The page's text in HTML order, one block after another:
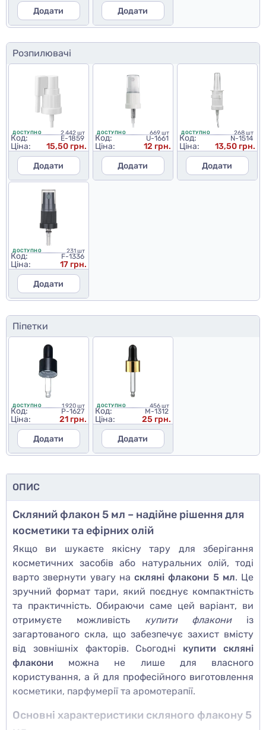
Додати
Додати
Розпилювачі
ДОСТУПНО 2 442 шт
Код: E-1859
Ціна:
15,50 грн.
Додати
ДОСТУПНО 669 шт
Код: U-1661
Ціна:
12 грн.
Додати
ДОСТУПНО 268 шт
Код: N-1514
Ціна:
13,50 грн.
Додати
ДОСТУПНО 231 шт
Код: F-1336
Ціна:
17 грн.
Додати
Піпетки
ДОСТУПНО 1 920 шт
Код: P-1627
Ціна:
21 грн.
Додати
ДОСТУПНО 456 шт
Код: M-1312
Ціна:
25 грн.
Додати
ОПИС
Скляний флакон 5 мл – надійне рішення для
косметики та ефірних олій
Якщо ви шукаєте якісну тару для зберігання
косметичних засобів або натуральних олій, тоді
варто звернути увагу на скляні флакони 5 мл. Це
зручний формат тари, який поєднує компактність
та практичність. Обираючи саме цей варіант, ви
отримуєте можливість купити флакониіз
загартованого скла, що забезпечує захист вмісту
від зовнішніх факторів. Сьогодні купити скляні
флакони можна не лише для власного
користування, а й для професійного виготовлення
косметики, парфумерії та аромотерапії.
Основні характеристики скляного флакону 5